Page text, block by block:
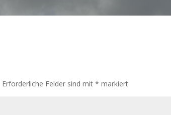
Erforderliche Felder sind mit* markiert